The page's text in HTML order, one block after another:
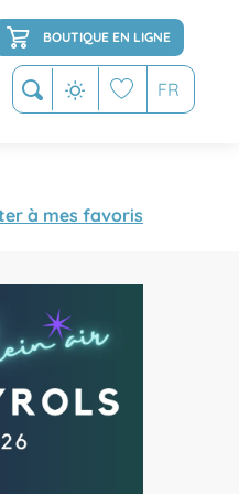
FR
BOUTIQUE EN LIGNE
favoris
à mes favoris